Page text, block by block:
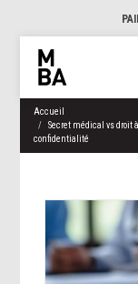
Accueil
Secret médical vs droit
confidentialité